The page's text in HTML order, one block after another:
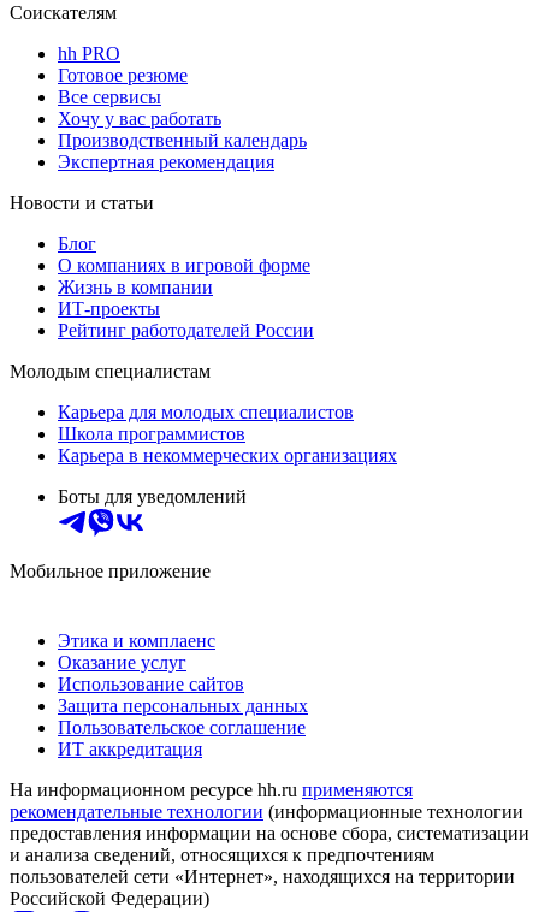
Соискателям
hh PRO
Готовое резюме
Все сервисы
Хочу у вас работать
Производственный календарь
Экспертная рекомендация
Новости и статьи
Блог
О компаниях в игровой форме
Жизнь в компании
ИТ-проекты
Рейтинг работодателей России
Молодым специалистам
Карьера для молодых специалистов
Школа программистов
Карьера в некоммерческих организациях
Боты для уведомлений
Мобильное приложение
Этика и комплаенс
Оказание услуг
Использование сайтов
Защита персональных данных
Пользовательское соглашение
ИТ аккредитация
На информационном ресурсе hh.ru применяются
рекомендательные технологии (информационные технологии
предоставления информации на основе сбора, систематизации
и анализа сведений, относящихся к предпочтениям
пользователей сети «Интернет», находящихся на территории
Российской Федерации)